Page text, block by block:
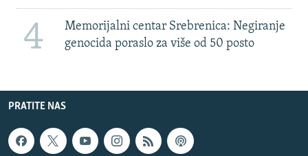
4
Memorijalni centar Srebrenica: Negiranje
genocida poraslo za više od 50 posto
PRATITE NAS